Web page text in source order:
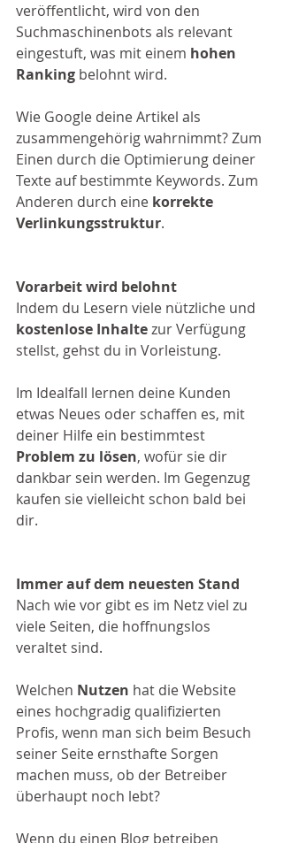
veröffentlicht, wird von den
Suchmaschinenbots als relevant
eingestuft, was mit einem hohen
Ranking belohnt wird.
Wie Google deine Artikel als
zusammengehörig wahrnimmt? Zum
Einen durch die Optimierung deiner
Texte auf bestimmte Keywords. Zum
Anderen durch eine korrekte
Verlinkungsstruktur.
Vorarbeit wird belohnt
Indem du Lesern viele nützliche und
kostenlose Inhalte zur Verfügung
stellst, gehst du in Vorleistung.
Im Idealfall lernen deine Kunden
etwas Neues oder schaffen es, mit
deiner Hilfe ein bestimmtest
Problem zu lösen, wofür sie dir
dankbar sein werden. Im Gegenzug
kaufen sie vielleicht schon bald bei
dir.
Immer auf dem neuesten Stand
Nach wie vor gibt es im Netz viel zu
viele Seiten, die hoffnungslos
veraltet sind.
Welchen Nutzen hat die Website
eines hochgradig qualifizierten
Profis, wenn man sich beim Besuch
seiner Seite ernsthafte Sorgen
machen muss, ob der Betreiber
überhaupt noch lebt?
Wenn du einen Blog betreiben